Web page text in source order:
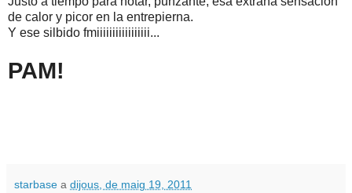
de calor y picor en la entrepierna.
Y ese silbido fmiiiiiiiiiiiiiiiii...
PAM!
starbase a dijous, de maig 19, 2011